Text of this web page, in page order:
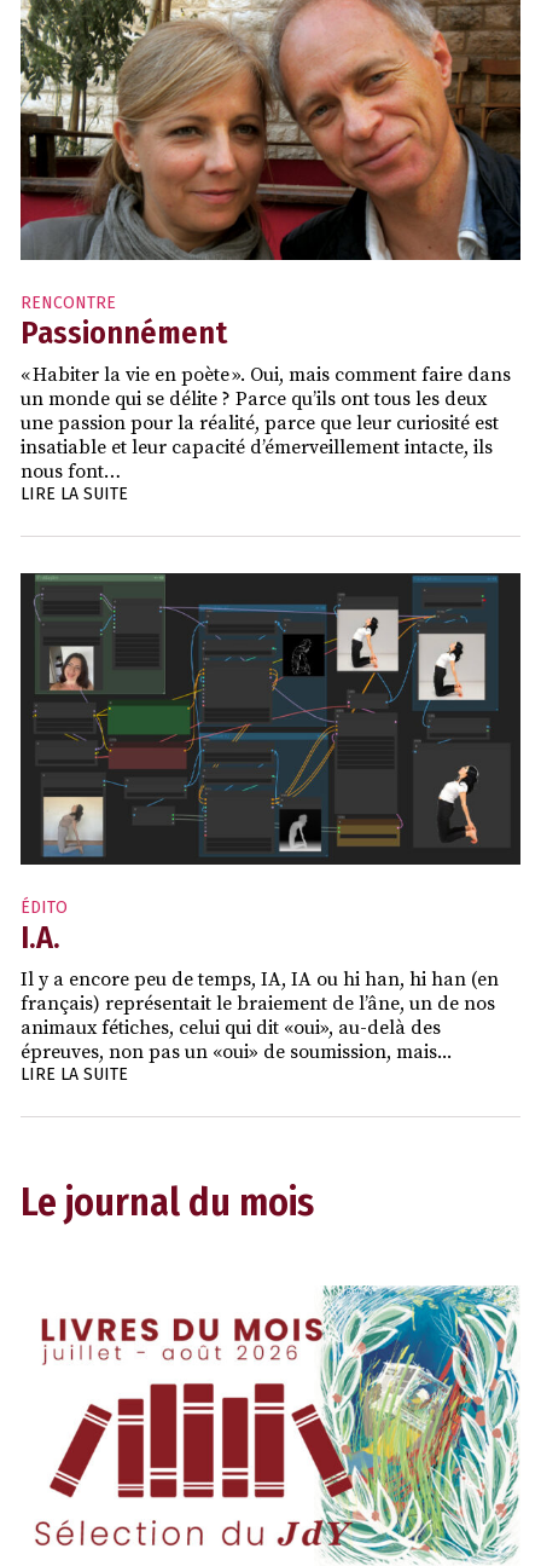
RENCONTRE
Passionnément
« Habiter la vie en poète ». Oui, mais comment faire dans
un monde qui se délite ? Parce qu’ils ont tous les deux
une passion pour la réalité, parce que leur curiosité est
insatiable et leur capacité d’émerveillement intacte, ils
nous font…
LIRE LA SUITE
ÉDITO
I.A.
Il y a encore peu de temps, IA, IA ou hi han, hi han (en
français) représentait le braiement de l’âne, un de nos
animaux fétiches, celui qui dit «oui», au-delà des
épreuves, non pas un «oui» de soumission, mais...
LIRE LA SUITE
Le journal du mois